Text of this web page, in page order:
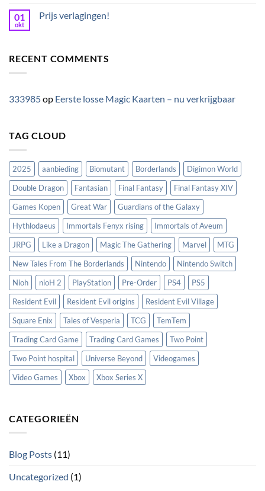
01
okt
Prijs verlagingen!
RECENT COMMENTS
333985op Eerste losse Magic Kaarten – nu verkrijgbaar
TAG CLOUD
2025 aanbieding Biomutant Borderlands
Digimon World
Double Dragon
Fantasian Final Fantasy
Final Fantasy XIV
Games Kopen
Great War
Guardians of the Galaxy
Hythlodaeus
Immortals Fenyx rising
Immortals of Aveum
JRPG
Like a Dragon Magic The Gathering Marvel
MTG
New Tales From The Borderlands
Nintendo
Nintendo Switch
Nioh
nioH 2 PlayStation Pre-Order PS4
PS5
Resident Evil
Resident Evil origins
Resident Evil Village
Square Enix
Tales of Vesperia TCG
TemTem
Trading Card Game
Trading Card Games
Two Point
Two Point hospital
Universe Beyond
Videogames
Video Games
Xbox Xbox Series X
CATEGORIEËN
Blog Posts (11)
Uncategorized (1)